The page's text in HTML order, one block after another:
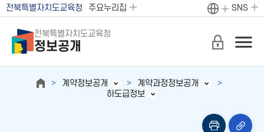
전북특별자치도교육청 주요누리집 SNS
전북특별자치도교육청
정보공개
계약정보공개
계약과정정보공개
하도급정보